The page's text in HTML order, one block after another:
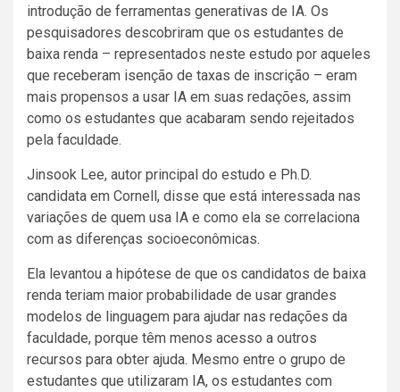
introdução de ferramentas generativas de IA. Os
pesquisadores descobriram que os estudantes de
baixa renda – representados neste estudo por aqueles
que receberam isenção de taxas de inscrição – eram
mais propensos a usar IA em suas redações, assim
como os estudantes que acabaram sendo rejeitados
pela faculdade.
Jinsook Lee, autor principal do estudo e Ph.D.
candidata em Cornell, disse que está interessada nas
variações de quem usa IA e como ela se correlaciona
com as diferenças socioeconômicas.
Ela levantou a hipótese de que os candidatos de baixa
renda teriam maior probabilidade de usar grandes
modelos de linguagem para ajudar nas redações da
faculdade, porque têm menos acesso a outros
recursos para obter ajuda. Mesmo entre o grupo de
estudantes que utilizaram IA, os estudantes com